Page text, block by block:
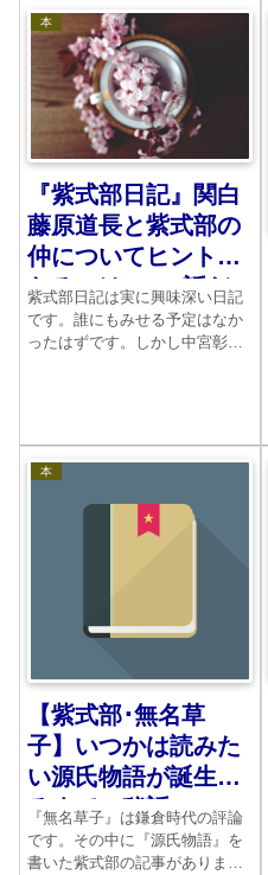
本
『紫式部日記』関白
藤原道長と紫式部の
仲についてヒントに
なるのはこの2話だ
け
紫式部日記は実に興味深い日記
です。誰にもみせる予定はなか
ったはずです。しかし中宮彰子
のか。
本
【紫式部･無名草
子】いつかは読みた
い源氏物語が誕生す
るまでの秘話
『無名草子』は鎌倉時代の評論
です。その中に『源氏物語』を
書いた紫式部の記事がありま